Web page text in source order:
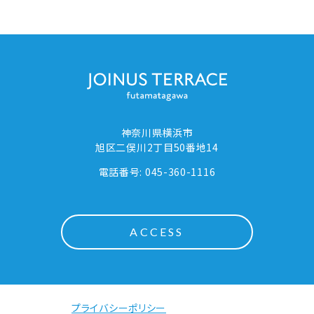
神奈川県横浜市
旭区二俣川2丁目50番地14
電話番号: 045-360-1116
ACCESS
プライバシーポリシー